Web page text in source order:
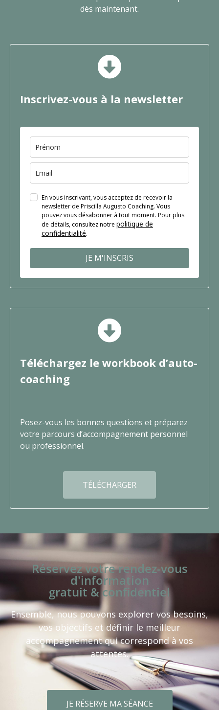
dès maintenant.
Inscrivez-vous à la newsletter
En vous inscrivant, vous acceptez de recevoir la
newsletter de Priscilla Augusto Coaching. Vous
pouvez vous désabonner à tout moment. Pour plus
de détails, consultez notre politique de
confidentialité.
JE M'INSCRIS
Téléchargez le workbook d’auto-
coaching
Posez-vous les bonnes questions et préparez
votre parcours d’accompagnement personnel
ou professionnel.
TÉLÉCHARGER
Réservez votre rendez-vous
d'information
gratuit & confidentiel
Ensemble, nous pouvons explorer vos besoins,
vos objectifs et définir le meilleur
accompagnement qui correspond à vos
attentes.
JE RÉSERVE MA SÉANCE